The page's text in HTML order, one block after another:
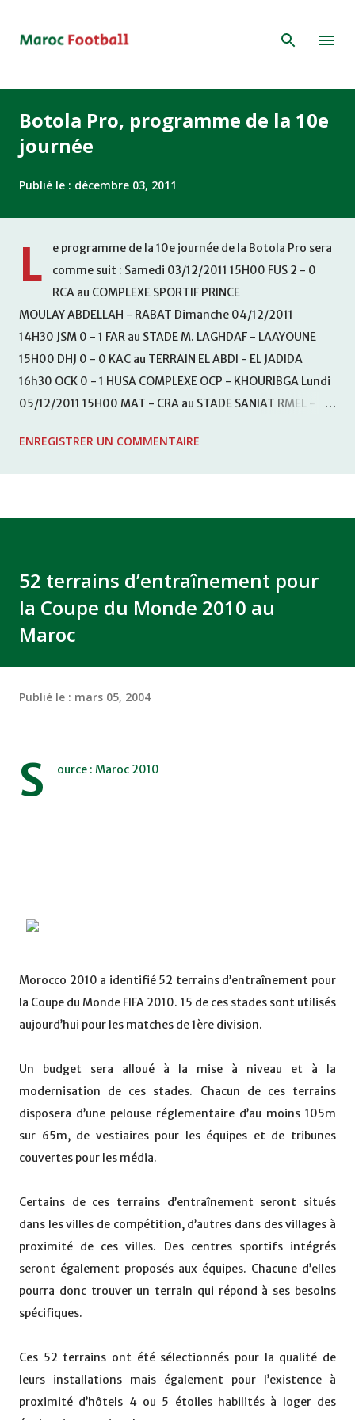
Botola Pro, programme de la 10e
journée
Publié le : décembre 03, 2011
L
e programme de la 10e journée de la Botola Pro sera
comme suit : Samedi 03/12/2011 15H00 FUS 2 - 0
RCA au COMPLEXE SPORTIF PRINCE
MOULAY ABDELLAH - RABAT Dimanche 04/12/2011
14H30 JSM 0 - 1 FAR au STADE M. LAGHDAF - LAAYOUNE
15H00 DHJ 0 - 0 KAC au TERRAIN EL ABDI - EL JADIDA
16h30 OCK 0 - 1 HUSA COMPLEXE OCP - KHOURIBGA Lundi
05/12/2011 15H00 MAT - CRA au STADE SANIAT RMEL -
KHEMISET Mardi 06/12/2011 15H00 WAF - OCS au
ENREGISTRER UN COMMENTAIRE
52 terrains d’entraînement pour
la Coupe du Monde 2010 au
Maroc
Publié le : mars 05, 2004
S ource : Maroc 2010
Morocco 2010 a identifié 52 terrains d’entraînement pour
la Coupe du Monde FIFA 2010. 15 de ces stades sont utilisés
aujourd’hui pour les matches de 1ère division.
Un budget sera alloué à la mise à niveau et à la
modernisation de ces stades. Chacun de ces terrains
disposera d’une pelouse réglementaire d’au moins 105m
sur 65m, de vestiaires pour les équipes et de tribunes
couvertes pour les média.
Certains de ces terrains d’entraînement seront situés
dans les villes de compétition, d’autres dans des villages à
proximité de ces villes. Des centres sportifs intégrés
seront également proposés aux équipes. Chacune d’elles
pourra donc trouver un terrain qui répond à ses besoins
spécifiques.
Ces 52 terrains ont été sélectionnés pour la qualité de
leurs installations mais également pour l’existence à
proximité d’hôtels 4 ou 5 étoiles habilités à loger des